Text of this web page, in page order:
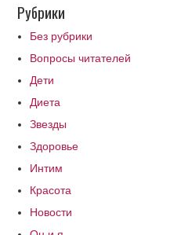
Рубрики
Без рубрики
Вопросы читателей
Дети
Диета
Звезды
Здоровье
Интим
Красота
Новости